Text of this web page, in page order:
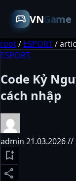
sports_esports VNGame
root/ ESPORT/
ESPORT
Code Kỷ
cách nhập
admin 21.03.2026
bookmark_add
share